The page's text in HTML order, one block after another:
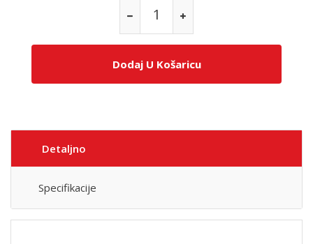
Dodaj U Košaricu
Detaljno
Specifikacije